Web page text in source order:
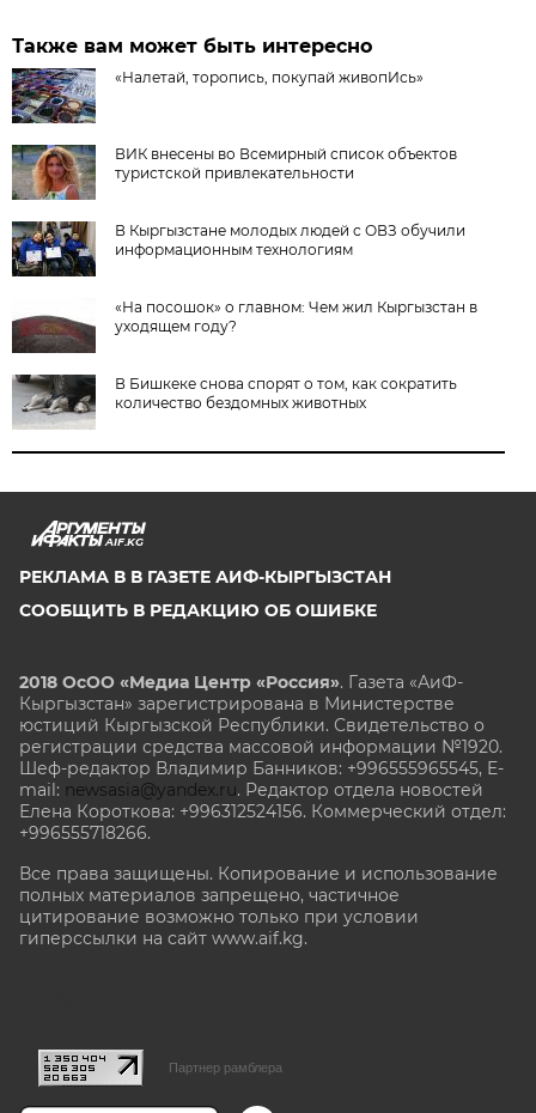
Также вам может быть интересно
«Налетай, торопись, покупай живопИсь»
ВИК внесены во Всемирный список объектов
туристской привлекательности
В Кыргызстане молодых людей с ОВЗ обучили
информационным технологиям
«На посошок» о главном: Чем жил Кыргызстан в
уходящем году?
В Бишкеке снова спорят о том, как сократить
количество бездомных животных
AIF.KG
РЕКЛАМА В В ГАЗЕТЕ АИФ-КЫРГЫЗСТАН
СООБЩИТЬ В РЕДАКЦИЮ ОБ ОШИБКЕ
2018 ОсОО «Медиа Центр «Россия». Газета «АиФ-
Кыргызстан» зарегистрирована в Министерстве
юстиций Кыргызской Республики. Свидетельство о
регистрации средства массовой информации №1920.
Шеф-редактор Владимир Банников: +996555965545, E-
mail: newsasia@yandex.ru. Редактор отдела новостей
Елена Короткова: +996312524156. Коммерческий отдел:
+996555718266.
Все права защищены. Копирование и использование
полных материалов запрещено, частичное
цитирование возможно только при условии
гиперссылки на сайт www.aif.kg.
Партнер рамблера